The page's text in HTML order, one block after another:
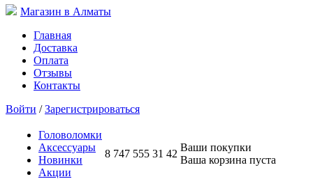
Магазин в Алматы
Главная
Доставка
Оплата
Отзывы
Контакты
Войти /Зарегистрироваться
Головоломки
Аксессуары
Новинки
Акции
8 747 555 31 42
Ваши покупки
Ваша корзина пуста